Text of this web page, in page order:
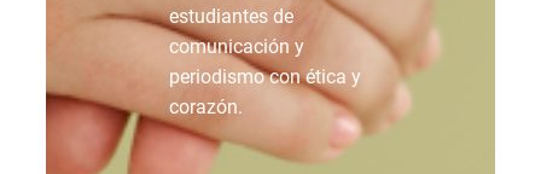
estudiantes de
comunicación y
periodismo con ética y
corazón.